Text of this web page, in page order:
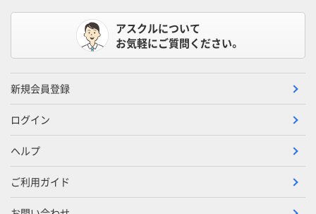
アスクルについて
お気軽にご質問ください。
新規会員登録
ログイン
ヘルプ
ご利用ガイド